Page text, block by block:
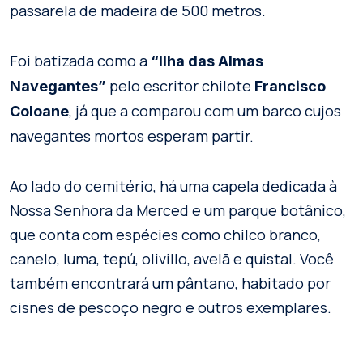
passarela de madeira de 500 metros.
Foi batizada como a “Ilha das Almas
Navegantes” pelo escritor chilote Francisco
Coloane, já que a comparou com um barco cujos
navegantes mortos esperam partir.
Ao lado do cemitério, há uma capela dedicada à
Nossa Senhora da Merced e um parque botânico,
que conta com espécies como chilco branco,
canelo, luma, tepú, olivillo, avelã e quistal. Você
também encontrará um pântano, habitado por
cisnes de pescoço negro e outros exemplares.